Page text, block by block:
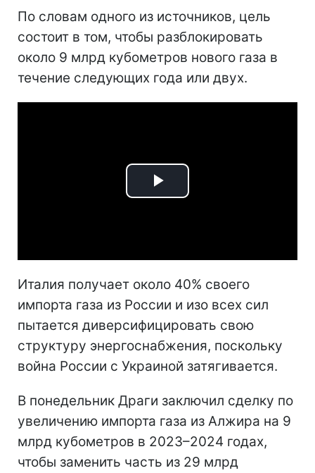
По словам одного из источников, цель
состоит в том, чтобы разблокировать
около 9 млрд кубометров нового газа в
течение следующих года или двух.
Play
Италия получает около 40% своего
импорта газа из России и изо всех сил
пытается диверсифицировать свою
структуру энергоснабжения, поскольку
война России с Украиной затягивается.
В понедельник Драги заключил сделку по
увеличению импорта газа из Алжира на 9
млрд кубометров в 2023–2024 годах,
чтобы заменить часть из 29 млрд